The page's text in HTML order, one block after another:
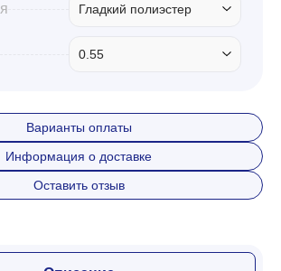
Гладкий полиэстер
0.55
Варианты оплаты
Информация о доставке
Оставить отзыв